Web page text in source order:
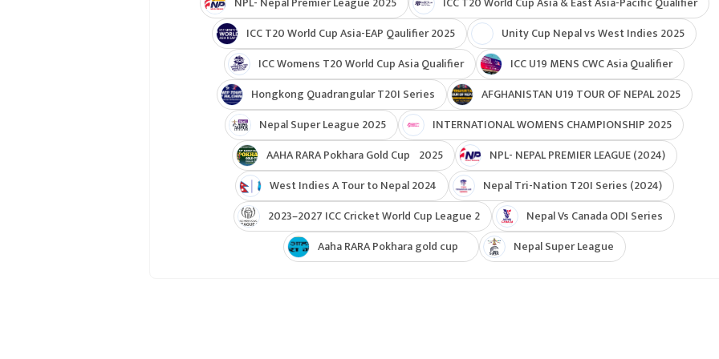
ICC T20 World Cup Asia-EAP Qaulifier 2025
Unity Cup Nepal vs West Indies 2025
ICC Womens T20 World Cup Asia Qualifier
ICC U19 MENS CWC Asia Qualifier
Hongkong Quadrangular T20I Series
AFGHANISTAN U19 TOUR OF NEPAL 2025
Nepal Super League 2025
INTERNATIONAL WOMENS CHAMPIONSHIP 2025
AAHA RARA Pokhara Gold Cup 2025
NPL- NEPAL PREMIER LEAGUE (2024)
West Indies A Tour to Nepal 2024
Nepal Tri-Nation T20I Series (2024)
2023–2027 ICC Cricket World Cup League 2
Nepal Vs Canada ODI Series
Aaha RARA Pokhara gold cup
Nepal Super League